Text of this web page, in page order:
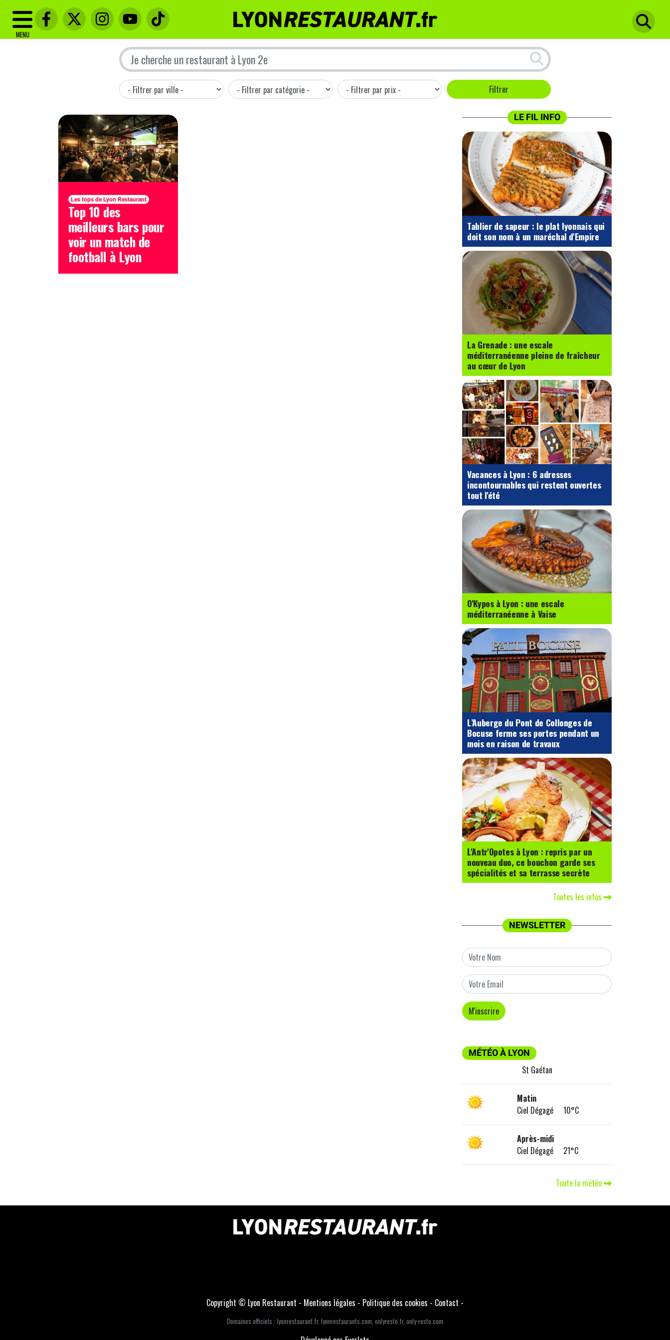
MENU
Les tops de Lyon Restaurant
Top 10 des
meilleurs bars pour
voir un match de
football à Lyon
LE FIL INFO
Tablier de sapeur : le plat lyonnais qui
doit son nom à un maréchal d'Empire
La Grenade : une escale
méditerranéenne pleine de fraîcheur
au cœur de Lyon
Vacances à Lyon : 6 adresses
incontournables qui restent ouvertes
tout l'été
O'Kypos à Lyon : une escale
méditerranéenne à Vaise
L’Auberge du Pont de Collonges de
Bocuse ferme ses portes pendant un
mois en raison de travaux
L'Antr'Opotes à Lyon : repris par un
nouveau duo, ce bouchon garde ses
spécialités et sa terrasse secrète
Toutes les infos
NEWSLETTER
MÉTÉO À LYON
St Gaétan
Matin
Ciel Dégagé 10°C
Après-midi
Ciel Dégagé 21°C
Toute la météo
Copyright © Lyon Restaurant - Mentions légales - Politique des cookies - Contact -
Domaines officiels : lyonrestaurant.fr, lyonrestaurants.com, onlyresto.fr, only-resto.com